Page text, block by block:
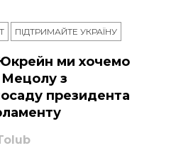
ПІДТРИМАЙТЕ УКРАЇНУ
ми хочемо
Мецолу з
президента